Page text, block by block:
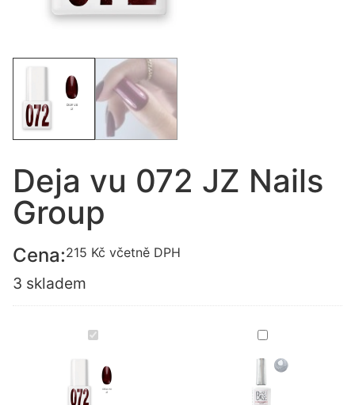
Deja vu 072 JZ Nails
Group
Cena:215 Kč včetně DPH
3 skladem
Deja
vu
072
JZ
Nails
Group
Strong
gel
CRYSTAL
JZ
Nails
Group